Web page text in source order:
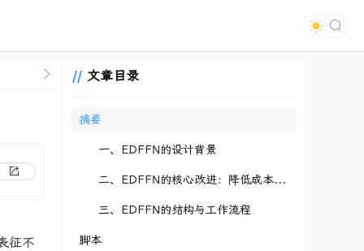
征不
文章目录
摘要
一、EDFFN的设计背景
二、EDFFN的核心改进：降低成本，保留性能
三、EDFFN的结构与工作流程
脚本